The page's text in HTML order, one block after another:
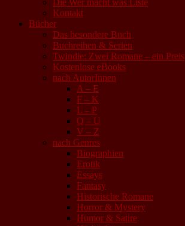
Die Wer macht was Liste
Kontakt
Bücher
Das besondere Buch
Buchreihen & Serien
Twindie: Zwei Romane – ein Preis
Kostenlose eBooks
nach AutorInnen
A – E
F – K
L – P
Q – U
V – Z
nach Genres
Biographien
Erotik
Essays
Fantasy
Historische Romane
Horror & Mystery
Humor & Satire